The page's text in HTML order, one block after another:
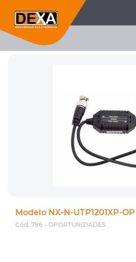
RUBRO OPORTUNIDADES
Modelo NX-N-UTP1201XP-OP
Cód. 796 - OPORTUNIDADES